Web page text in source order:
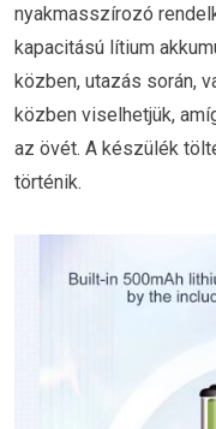
nyakmasszírozó
kapacitású lítium
közben, utazás során,
közben viselhetjük,
az övét. A készülék
történik.